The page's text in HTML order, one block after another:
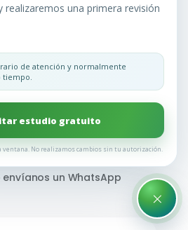
EU, entendemos que la
puede generar una serie
hemos recopilado las
que nuestros clientes
a tomar decisiones
un WhatsApp
realizaremos una primera revisión
de atención y normalmente
tiempo.
estudio gratuito
ventana. No realizamos cambios sin tu autorización.
×